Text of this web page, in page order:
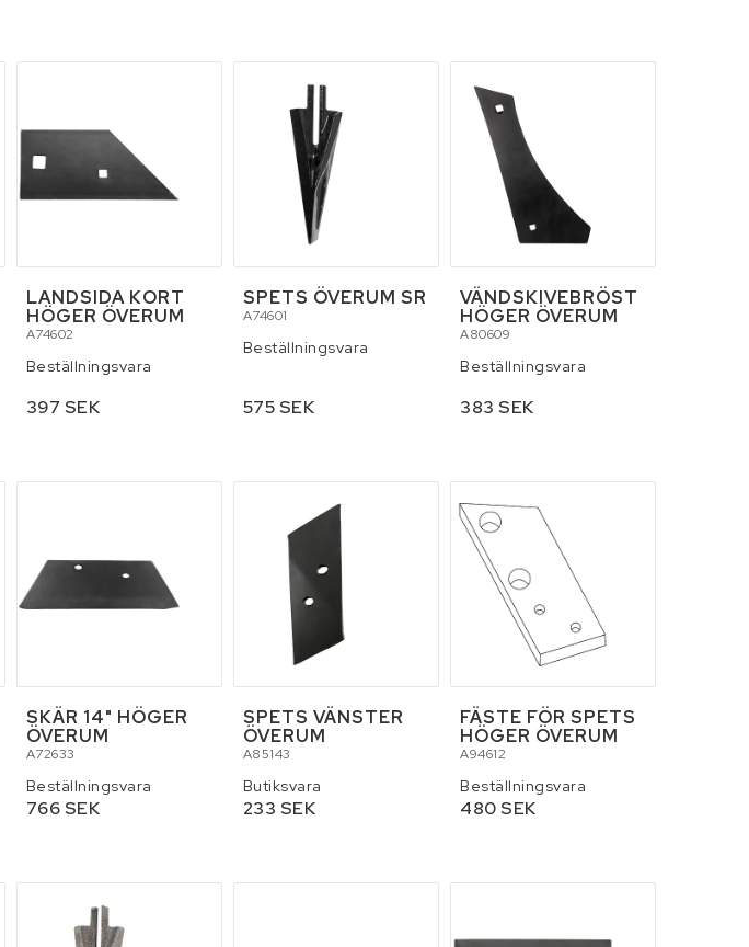
LANDSIDA KORT
HÖGER ÖVERUM
A74602
Beställningsvara
397 SEK
SPETS ÖVERUM SR
A74601
Beställningsvara
575 SEK
VÄNDSKIVEBRÖST
HÖGER ÖVERUM
A80609
Beställningsvara
383 SEK
SKÄR 14" HÖGER
ÖVERUM
A72633
Beställningsvara
766 SEK
SPETS VÄNSTER
ÖVERUM
A85143
Butiksvara
233 SEK
FÄSTE FÖR SPETS
HÖGER ÖVERUM
A94612
Beställningsvara
480 SEK